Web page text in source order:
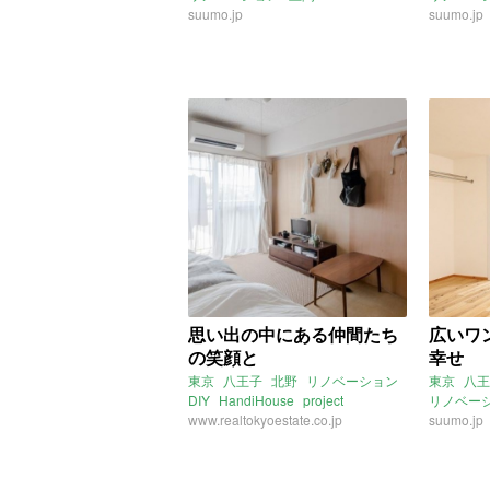
suumo.jp
ストーリ
suumo.jp
思い出の中にある仲間たち
の笑顔と
東京 八王子 北野 リノベーション
DIY HandiHouse project
www.realtokyoestate.co.jp
広いワ
幸せ
東京 八
リノベー
suumo.jp